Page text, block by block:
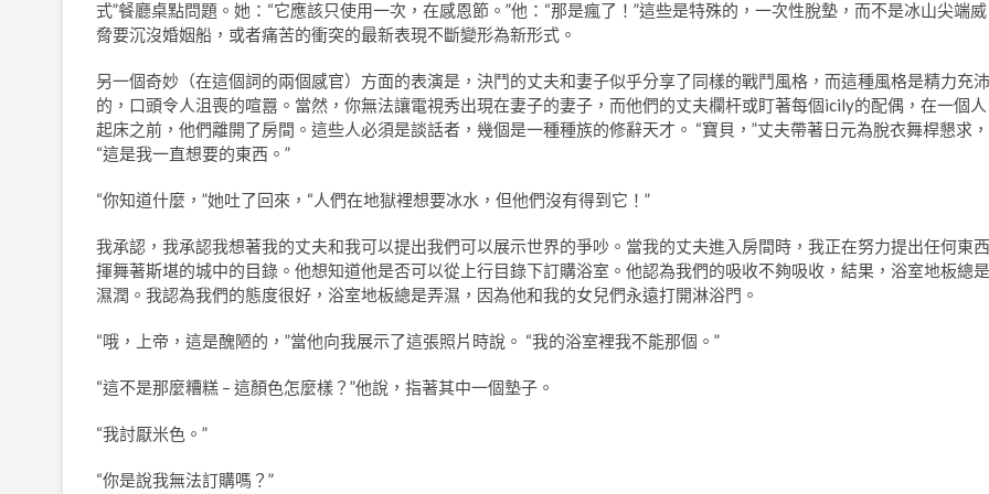
式”餐廳桌點問題。她：“它應該只使用一次，在感恩節。”他：“那是瘋了！”這些是特殊的，一次性脫墊，而不是冰山尖端威
脅要沉沒婚姻船，或者痛苦的衝突的最新表現不斷變形為新形式。
另一個奇妙（在這個詞的兩個感官）方面的表演是，決鬥的丈夫和妻子似乎分享了同樣的戰鬥風格，而這種風格是精力充沛
的，口頭令人沮喪的喧囂。當然，你無法讓電視秀出現在妻子的妻子，而他們的丈夫欄杆或盯著每個icily的配偶，在一個人
起床之前，他們離開了房間。這些人必須是談話者，幾個是一種種族的修辭天才。 “寶貝，”丈夫帶著日元為脫衣舞桿懇求，
“這是我一直想要的東西。”
“你知道什麼，”她吐了回來，“人們在地獄裡想要冰水，但他們沒有得到它！”
我承認，我承認我想著我的丈夫和我可以提出我們可以展示世界的爭吵。當我的丈夫進入房間時，我正在努力提出任何東西
揮舞著斯堪的城中的目錄。他想知道他是否可以從上行目錄下訂購浴室。他認為我們的吸收不夠吸收，結果，浴室地板總是
濕潤。我認為我們的態度很好，浴室地板總是弄濕，因為他和我的女兒們永遠打開淋浴門。
“哦，上帝，這是醜陋的，”當他向我展示了這張照片時說。 “我的浴室裡我不能那個。”
“這不是那麼糟糕 – 這顏色怎麼樣？”他說，指著其中一個墊子。
“我討厭米色。”
“你是說我無法訂購嗎？”